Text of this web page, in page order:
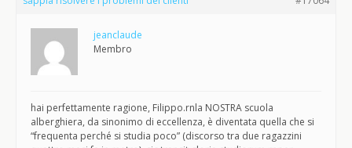
jeanclaude
Membro
hai perfettamente ragione, Filippo.rnla NOSTRA scuola
alberghiera, da sinonimo di eccellenza, è diventata quella che si
“frequenta perché si studia poco” (discorso tra due ragazzini